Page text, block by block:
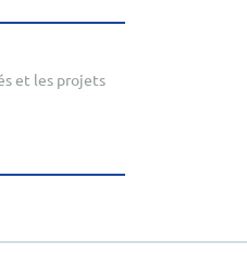
et les projets